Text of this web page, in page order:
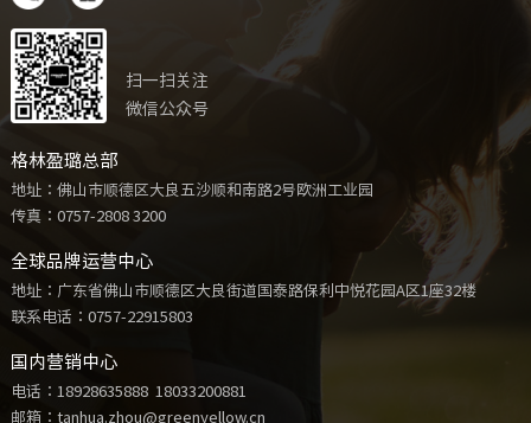
扫一扫关注
微信公众号
格林盈璐总部
地址：佛山市顺德区大良五沙顺和南路2号欧洲工业园
传真：0757-2808 3200
全球品牌运营中心
地址：广东省佛山市顺德区大良街道国泰路保利中悦花园A区1座32楼
联系电话： 0757-22915803
国内营销中心
电话： 18928635888 18033200881
邮箱：tanhua.zhou@greenyellow.cn